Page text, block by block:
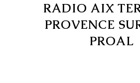
RADIO AIX
PROVENCE
PROAL